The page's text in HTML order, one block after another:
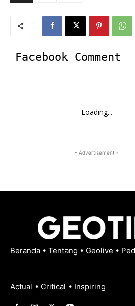
Facebook Comment
Loading...
- Advertisement -
Beranda • Tentang • Geolive •
Actual • Critical • Inspiring